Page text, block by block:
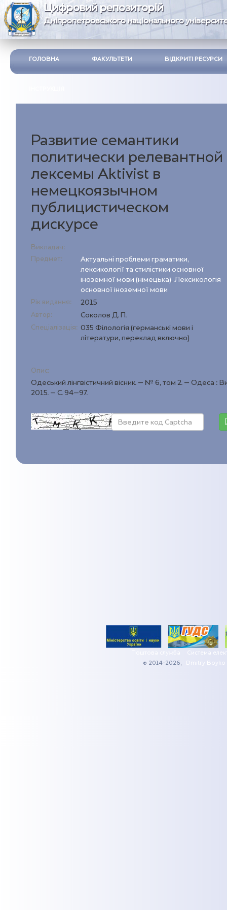
Цифровий репозиторій
Дніпропетровського національного
ГОЛОВНА ФАКУЛЬТЕТИ ВІДКРИТІ РЕСУРСИ
Развитие семантики
политически релевантной
лексемы Aktivist в
немецкоязычном
публицистическом
дискурсе
Викладач:
Предмет:
Актуальні проблеми граматики,
лексикології та стилістики основної
іноземної мови (німецька),Лексикологія
основної іноземної мови
Рік видання: 2015
Автор: Соколов Д. П.
Спеціалізація: 035 Філологія (германські мови і
літератури, переклад включно)
Опис:
Одеський лінгвістичний вісник. – № 6, том 2. – Одеса :
2015. – С. 94–97.
Поштова служба
Система
© 2014-2026,
Dmitry Boyko